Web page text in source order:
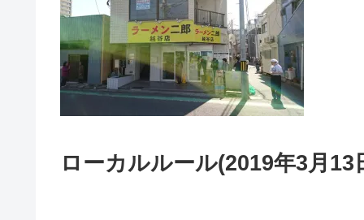
ローカルルール(2019年3月13